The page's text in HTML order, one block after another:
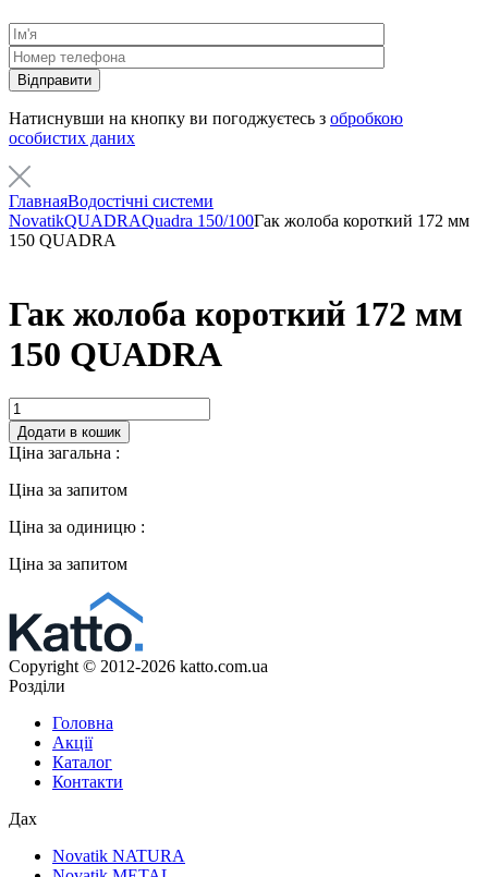
Натиснувши на кнопку ви погоджуєтесь з обробкою
особистих даних
ГлавнаяВодостічні системи
NovatikQUADRAQuadra 150/100Гак жолоба короткий 172 мм
150 QUADRA
Гак жолоба короткий 172 мм
150 QUADRA
Кількість
Додати в кошик
Ціна загальна :
Ціна за запитом
Ціна за одиницю :
Ціна за запитом
Copyright © 2012-2026 katto.com.ua
Розділи
Головна
Акції
Каталог
Контакти
Дах
Novatik NATURA